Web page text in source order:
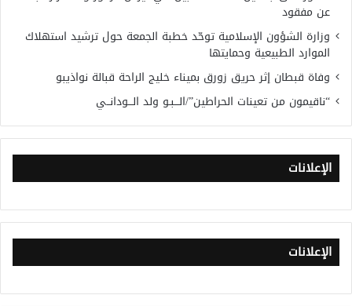
عن مفقود
وزارة الشؤون الإسلامية توحّد خطبة الجمعة حول ترشيد استهلاك
الموارد الطبيعية وحمايتها
وفاة قبطان إثر حريق زورق بميناء خليج الراحة قبالة نواذيبو
“ناقيمون من تعينات الحراطين”/الـــبـو ولد الـــودانــي
الإعلانات
الإعلانات